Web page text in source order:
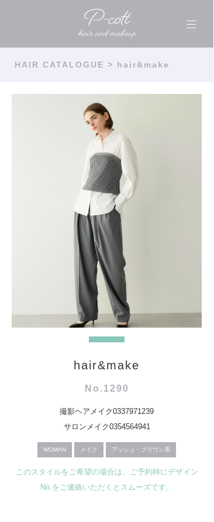
HAIR CATALOGUE > hair&make
hair&make
No.1290
撮影ヘアメイク0337971239
サロンメイク0354564941
WOMAN メイク アッシュ・ブラウン系
このスタイルをご希望の場合は、ご予約時にデザイン
No.をご連絡いただくとスムーズです。